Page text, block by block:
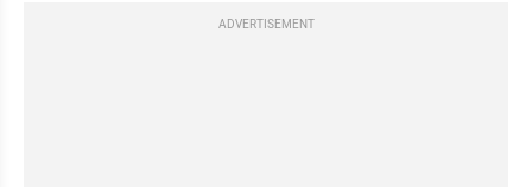
ADVERTISEMENT